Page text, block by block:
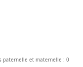
paternelle et maternelle : 0